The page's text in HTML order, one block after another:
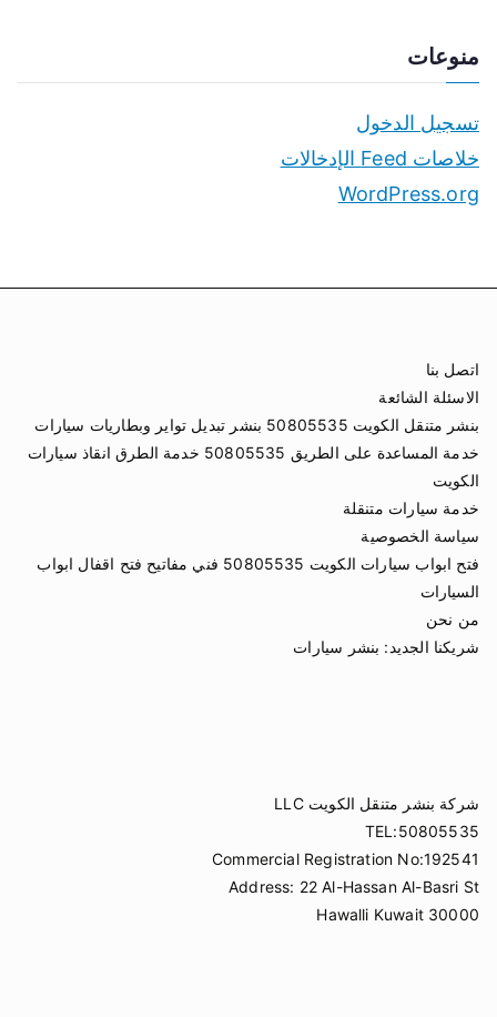
منوعات
تسجيل الدخول
خلاصات Feed الإدخالات
WordPress.org
اتصل بنا
الاسئلة الشائعة
بنشر متنقل الكويت 50805535 بنشر تبديل تواير وبطاريات سيارات
خدمة المساعدة على الطريق 50805535 خدمة الطرق انقاذ سيارات
الكويت
خدمة سيارات متنقلة
سياسة الخصوصية
فتح ابواب سيارات الكويت 50805535 فني مفاتيح فتح اقفال ابواب
السيارات
من نحن
شريكنا الجديد: بنشر سيارات
شركة بنشر متنقل الكويت LLC
TEL:50805535
Commercial Registration No:192541
Address: 22 Al-Hassan Al-Basri St
Hawalli Kuwait 30000